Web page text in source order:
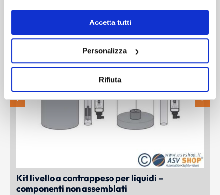
Accetta tutti
Personalizza
Rifiuta
Kit livello a contrappeso per liquidi –
componenti non assemblati